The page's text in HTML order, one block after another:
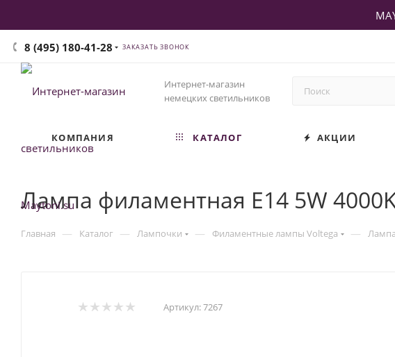
8 (495) 180-41-28 ЗАКАЗАТЬ ЗВОНОК
Интернет-магазин
немецких светильников
КОМПАНИЯ КАТАЛОГ АКЦИИ
Лампа филаментная E14 5W
Главная — Каталог — Лампочки — Филаментные лампы Voltega —
Артикул:7267